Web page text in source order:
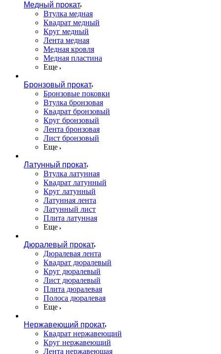
Медный прокат
Втулка медная
Квадрат медный
Круг медный
Лента медная
Медная кровля
Медная пластина
Еще
Бронзовый прокат
Бронзовые поковки
Втулка бронзовая
Квадрат бронзовый
Круг бронзовый
Лента бронзовая
Лист бронзовый
Еще
Латунный прокат
Втулка латунная
Квадрат латунный
Круг латунный
Латунная лента
Латунный лист
Плита латунная
Еще
Дюралевый прокат
Дюралевая лента
Квадрат дюралевый
Круг дюралевый
Лист дюралевый
Плита дюралевая
Полоса дюралевая
Еще
Нержавеющий прокат
Квадрат нержавеющий
Круг нержавеющий
Лента нержавеющая